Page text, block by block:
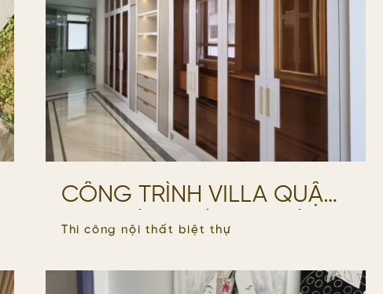
CÔNG TRÌNH VILLA QUẬN
2 – KHÁCH HÀNG CHÚ
Thi công nội thất biệt thự